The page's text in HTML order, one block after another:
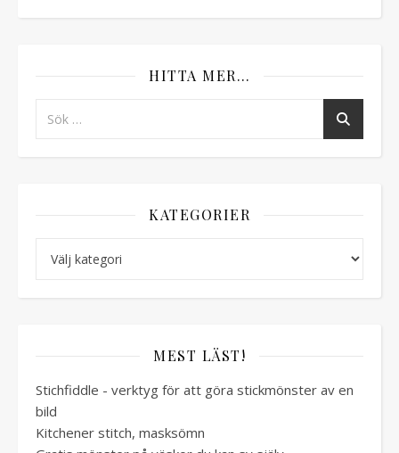
HITTA MER…
KATEGORIER
MEST LÄST!
Stichfiddle - verktyg för att göra stickmönster av en
bild
Kitchener stitch, masksömn